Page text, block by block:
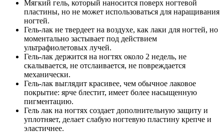
Мягкий гель, который наносится поверх ногтевой
пластины, но не может использоваться для наращивания
ногтей.
Гель-лак не твердеет на воздухе, как лаки для ногтей, но
моментально застывает под действием
ультрафиолетовых лучей.
Гель-лак держится на ногтях около 2 недель, не
скалывается, не отслаивается, не повреждается
механически.
Гель-лак выглядит красивее, чем обычное лаковое
покрытие: ярче блестит, имеет более насыщенную
пигментацию.
Гель лак на ногтях создает дополнительную защиту и
уплотняет, делает слабую ногтевую пластину крепче и
эластичнее.